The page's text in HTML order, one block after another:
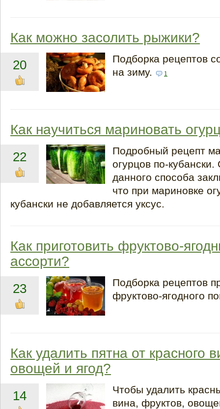
Как можно засолить рыжики?
20
Подборка рецептов
на зиму.
1
Как научиться мариновать
22
Подробный рецепт
огурцов по-
данного способа
что при мариновке
кубански не добавляется уксус.
Как приготовить фруктово-
ассорти?
23
Подборка рецептов
фруктово-ягодного
Как удалить пятна от красного
овощей и ягод?
14
Чтобы удалить
вина, фруктов,